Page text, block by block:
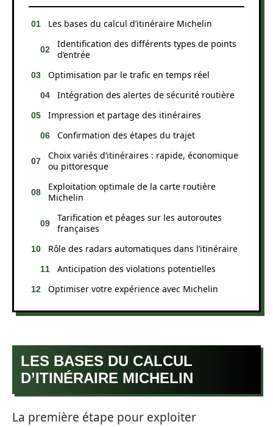
Les bases du calcul d’itinéraire Michelin
Identification des différents types de points
d’entrée
Optimisation par le trafic en temps réel
Intégration des alertes de sécurité routière
Impression et partage des itinéraires
Confirmation des étapes du trajet
Choix variés d’itinéraires : rapide, économique
ou pittoresque
Exploitation optimale de la carte routière
Michelin
Tarification et péages sur les autoroutes
françaises
Rôle des radars automatiques dans l’itinéraire
Anticipation des violations potentielles
Optimiser votre expérience avec Michelin
LES BASES DU CALCUL
D’ITINÉRAIRE MICHELIN
La première étape pour exploiter